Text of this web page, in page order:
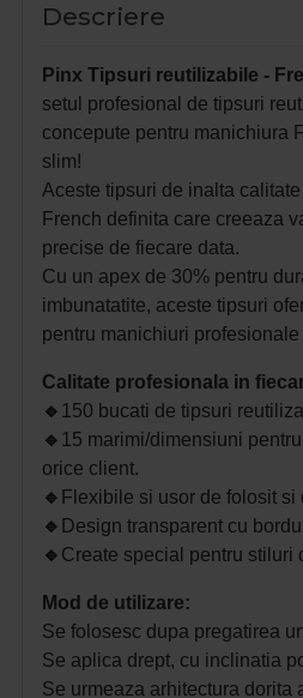
Descriere
Pinx Tipsuri reutilizabile -
setul profesional de tipsuri
concepute pentru manichiura
slim!
Aceste tipsuri de inalta
French definita care creeaza
precise de fiecare data.
Cu un apex de 30% pentru
imbunatatite, aceste tipsuri
pentru manichiuri
Calitate profesionala in
🔹 150 bucati de tipsuri
🔹 15 marimi/dimensiuni
orice client.
🔹 Flexibile si usor de folosit si
🔹 Design transparent cu
🔹 Create special pentru stiluri
Mod de utilizare:
Se folosesc dupa pregatirea
Se aplica drept, cu inclinatia
Se urmeaza arhitectura dorita